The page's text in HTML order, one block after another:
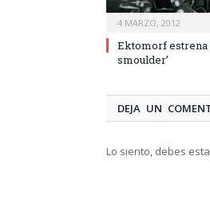
4 MARZO, 2012
Ektomorf estrena
smoulder’
DEJA UN
Lo siento, debes